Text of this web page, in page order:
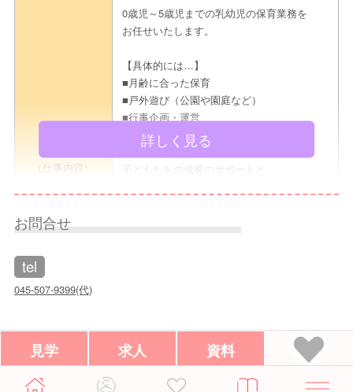
ご見学のお申し込みは、ネット予約、当社H
申し込みください。 お待ちしております。
見学までの流れ
〈見学予約の際は”えんみっけ！を見た”とお伝えください〉
②日程調整し見学日を決定をします
③約束のお時間に園へお越しください
詳しく見る
（仕事内容）
0歳児～5歳児までの乳幼児の保育業務を
お任せいたします。
【具体的には…】
■月齢に合った保育
■戸外遊び（公園や園庭など）
■行事企画・運営
■週案・月案などの事務処理
子どもたちの成長のサポートと
田駅周辺の系列保育園
【月給制】246,000円
お問合せ
tel
045-507-9399(代)
見学 求人 資料
Copyright © 2026
保育士・幼稚園教諭の転職・求人情報